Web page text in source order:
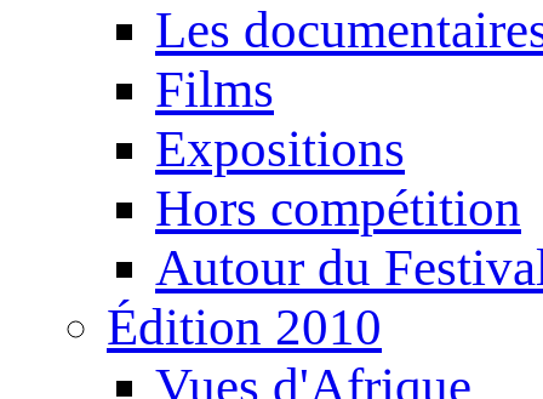
Les
Films
Expositions
Hors compétition
Autour du
Édition 2010
Vues d'Afrique